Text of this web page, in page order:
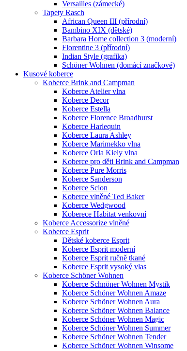
Versailles (zámecké)
Tapety Rasch
African Queen III (přírodní)
Bambino XIX (dětské)
Barbara Home collection 3 (moderní)
Florentine 3 (přírodní)
Indian Style (grafika)
Schöner Wohnen (domácí značkové)
Kusové koberce
Koberce Brink and Campman
Koberce Atelier vlna
Koberce Decor
Koberce Estella
Koberce Florence Broadhurst
Koberce Harlequin
Koberce Laura Ashley
Koberce Marimekko vlna
Koberce Orla Kiely vlna
Koberce pro děti Brink and Campman
Koberce Pure Morris
Koberce Sanderson
Koberce Scion
Koberce vlněné Ted Baker
Koberce Wedgwood
Koberece Habitat venkovní
Koberce Accessorize vlněné
Koberce Esprit
Dětské koberce Esprit
Koberce Esprit moderní
Koberce Esprit ručně tkané
Koberce Esprit vysoký vlas
Koberce Schöner Wohnen
Koberce Schnöner Wohnen Mystik
Koberce Schöner Wohnen Amaze
Koberce Schöner Wohnen Aura
Koberce Schöner Wohnen Balance
Koberce Schöner Wohnen Magic
Koberce Schöner Wohnen Summer
Koberce Schöner Wohnen Tender
Koberce Schöner Wohnen Winsome